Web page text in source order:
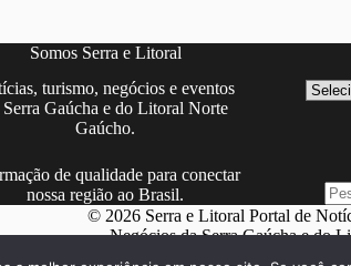
Somos Serra e Litoral
turismo, negócios e eventos
Serra Gaúcha e do Litoral Norte
Gaúcho.
de qualidade para conectar
nossa região ao Brasil.
© 2026 Serra e Litoral Portal de
Negócios da Serra Gaúcha e do